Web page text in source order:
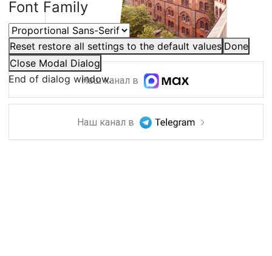
Font Family
Reset restore all settings to the default values Done
Close Modal Dialog
End of dialog window.
Наш канал в
Наш канал в